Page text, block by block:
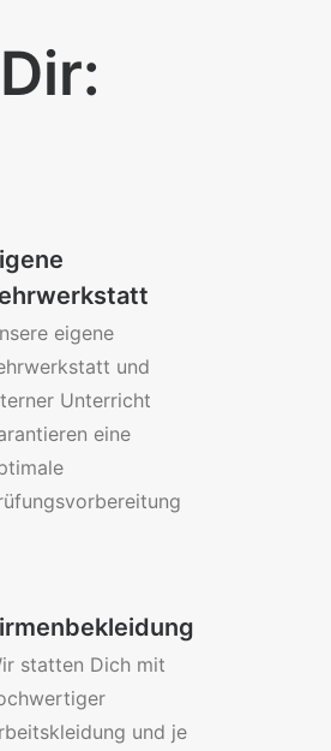
eigene
und
Unterricht
eine
statten Dich mit
und je